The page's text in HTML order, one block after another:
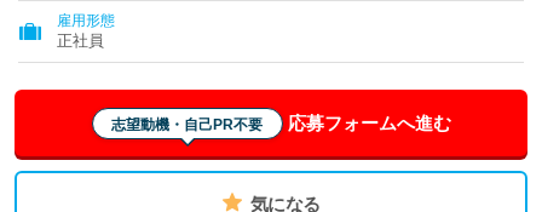
雇用形態
正社員
志望動機・自己PR不要 応募フォームへ進む
気になる